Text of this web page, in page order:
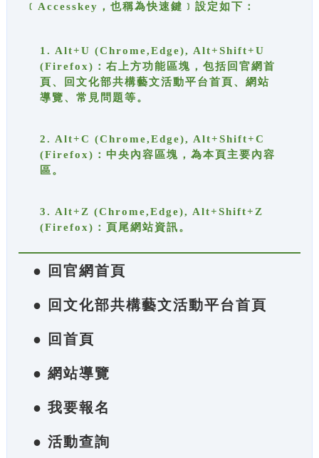
﹝Accesskey，也稱為快速鍵﹞設定如下：
1. Alt+U (Chrome,Edge), Alt+Shift+U
(Firefox)：右上方功能區塊，包括回官網首
頁、回文化部共構藝文活動平台首頁、網站
導覽、常見問題等。
2. Alt+C (Chrome,Edge), Alt+Shift+C
(Firefox)：中央內容區塊，為本頁主要內容
區。
3. Alt+Z (Chrome,Edge), Alt+Shift+Z
(Firefox)：頁尾網站資訊。
● 回官網首頁
● 回文化部共構藝文活動平台首頁
● 回首頁
● 網站導覽
● 我要報名
● 活動查詢